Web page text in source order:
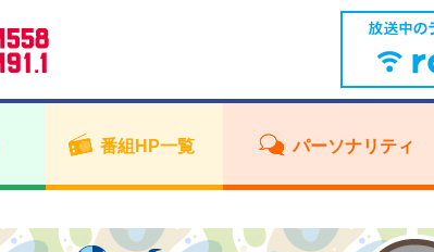
番組HP一覧 パーソナリティ